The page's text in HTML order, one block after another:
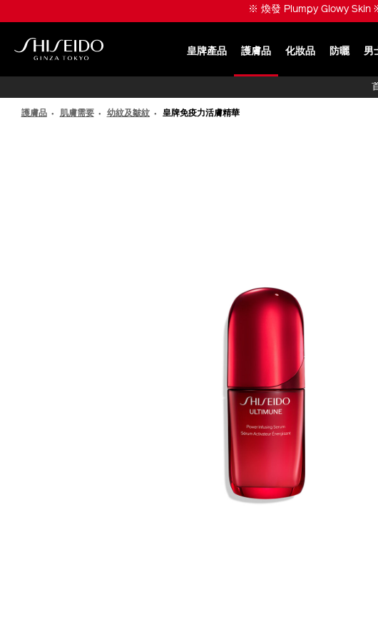
至
※ ULTIMUNE 升級美肌賞 ※ 購買全新
皇牌產品 護膚品 化妝品 防曬 男
護膚品 肌膚需要 幼紋及皺紋 皇牌免疫力活膚精華